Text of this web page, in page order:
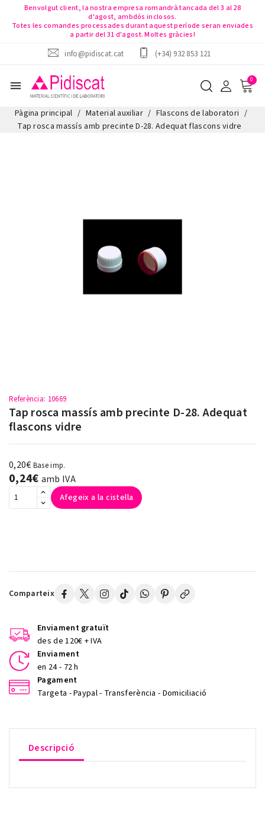
Benvolgut client, la nostra empresa romandrà tancada del 3 al 28
d'agost, ambdós inclosos.
Totes les comandes processades durant aquest període seran enviades
a partir del 31 d'agost. Moltes gràcies!
info@pidiscat.cat
(+34) 932 853 121
menu
Pàgina principal Material auxiliar
Flascons de laboratori
Tap rosca massís amb precinte D-28. Adequat flascons vidre
Referència: 10669
Tap rosca massís amb precinte D-28. Adequat
flascons vidre
0,20€ Base imp.
0,24€ amb IVA
Afegeix a la cistella
Comparteix
Enviament gratuït
des de 120€ + IVA
Enviament
en 24 - 72 h
Pagament
Targeta - Paypal - Transferència - Domiciliació
Descripció